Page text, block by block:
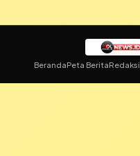
BerandaPeta BeritaRedaksi